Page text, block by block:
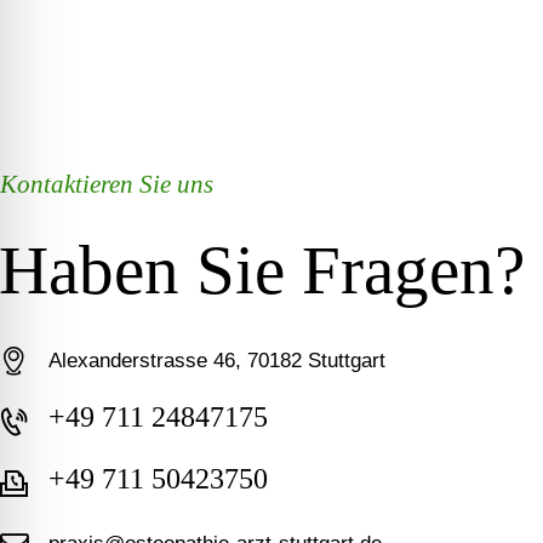
Kontaktieren Sie uns
Haben Sie Fragen?
Alexanderstrasse 46, 70182 Stuttgart
+49 711 24847175
+49 711 50423750